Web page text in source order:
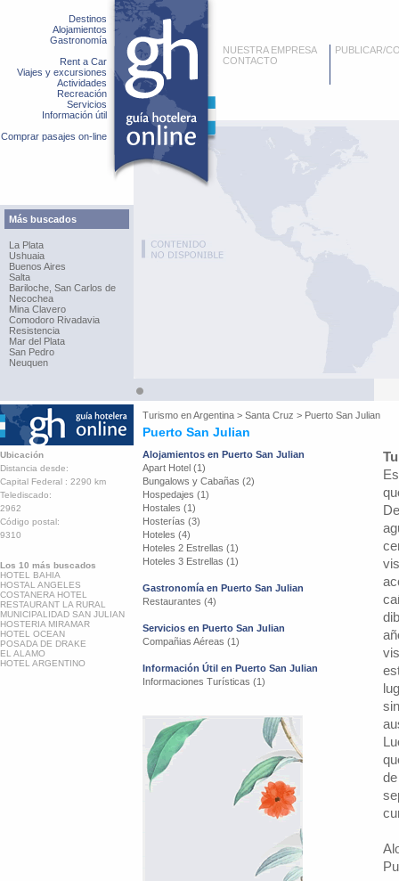
Destinos
Alojamientos
Gastronomía
Rent a Car
Viajes y excursiones
Actividades
Recreación
Servicios
Información útil
Comprar pasajes on-line
Más buscados
La Plata
Ushuaia
Buenos Aires
Salta
Bariloche, San Carlos de
Necochea
Mina Clavero
Comodoro Rivadavia
Resistencia
Mar del Plata
San Pedro
Neuquen
NUESTRA EMPRESA
CONTACTO
PUBLICAR/
Turismo enArgentina > Santa Cruz > Puerto San Julian
Puerto San Julian
Ubicación
Distancia desde:
Capital Federal : 2290 km
Telediscado:
2962
Código postal:
9310
Los 10 más buscados
HOTEL BAHIA
HOSTAL ANGELES
COSTANERA HOTEL
RESTAURANT LA RURAL
MUNICIPALIDAD SAN JULIAN
HOSTERIA MIRAMAR
HOTEL OCEAN
POSADA DE DRAKE
EL ALAMO
HOTEL ARGENTINO
Alojamientos en Puerto San Julian
Apart Hotel (1)
Bungalows y Cabañas (2)
Hospedajes (1)
Hostales (1)
Hosterías (3)
Hoteles (4)
Hoteles 2 Estrellas (1)
Hoteles 3 Estrellas (1)
Gastronomía en Puerto San Julian
Restaurantes (4)
Servicios en Puerto San Julian
Compañias Aéreas (1)
Información Útil en Puerto San Julian
Informaciones Turísticas (1)